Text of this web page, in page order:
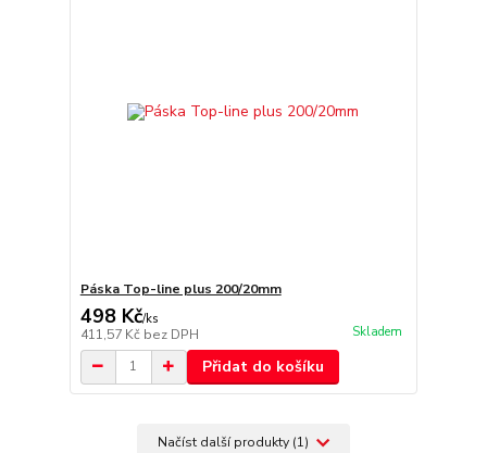
Páska Top-line plus 200/20mm
498 Kč/ks
411,57 Kč bez DPH Skladem
Přidat do košíku
Načíst další produkty (1)